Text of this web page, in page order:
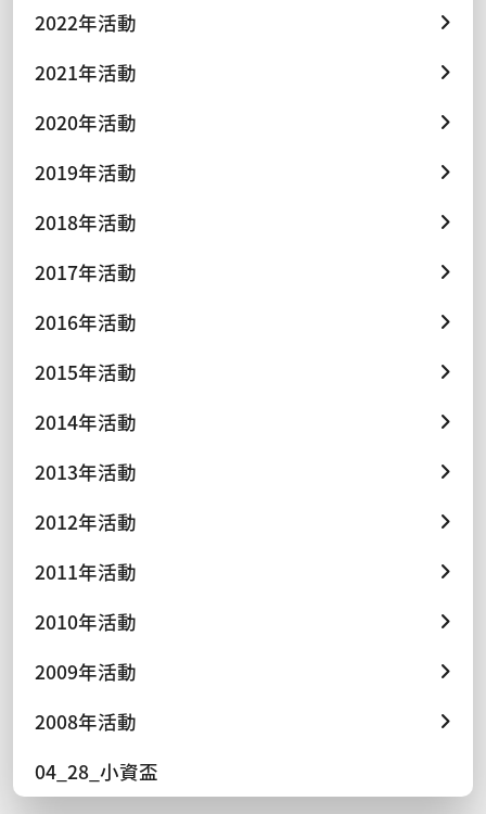
2022年活動
2021年活動
2020年活動
2019年活動
2018年活動
2017年活動
2016年活動
2015年活動
2014年活動
2013年活動
2012年活動
2011年活動
2010年活動
2009年活動
2008年活動
04_28_小資盃